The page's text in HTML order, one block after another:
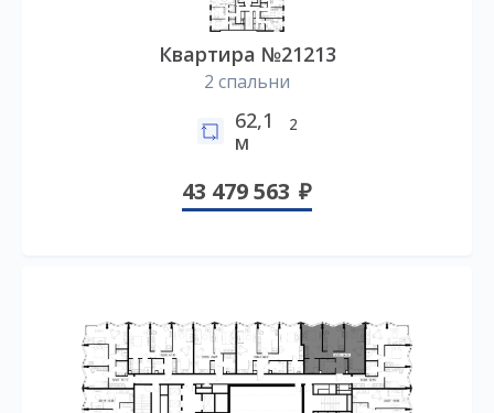
Квартира №21213
2 спальни
62,1
м
2
43 479 563